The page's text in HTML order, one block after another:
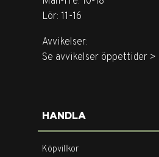
Lör: 11-16
Avvikelser:
Se avvikelser öppettider >
HANDLA
Köpvillkor